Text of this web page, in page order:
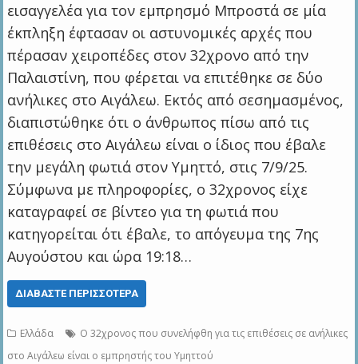
εισαγγελέα για τον εμπρησμό Μπροστά σε μία
έκπληξη έφτασαν οι αστυνομικές αρχές που
πέρασαν χειροπέδες στον 32χρονο από την
Παλαιστίνη, που φέρεται να επιτέθηκε σε δύο
ανήλικες στο Αιγάλεω. Εκτός από σεσημασμένος,
διαπιστώθηκε ότι ο άνθρωπος πίσω από τις
επιθέσεις στο Αιγάλεω είναι ο ίδιος που έβαλε
την μεγάλη φωτιά στον Υμηττό, στις 7/9/25.
Σύμφωνα με πληροφορίες, ο 32χρονος είχε
καταγραφεί σε βίντεο για τη φωτιά που
κατηγορείται ότι έβαλε, το απόγευμα της 7ης
Αυγούστου και ώρα 19:18…
ΔΙΑΒΆΣΤΕ ΠΕΡΙΣΣΌΤΕΡΑ
Ελλάδα
Ο 32χρονος που συνελήφθη για τις επιθέσεις σε ανήλικες
στο Αιγάλεω είναι ο εμπρηστής του Υμηττού